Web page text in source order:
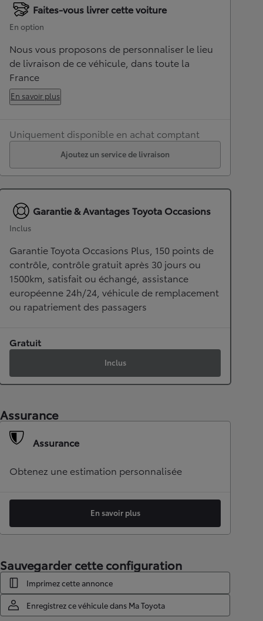
Faites-vous livrer cette voiture
En option
Nous vous proposons de personnaliser le lieu
de livraison de ce véhicule, dans toute la
France
En savoir plus
Uniquement disponible en achat comptant
Ajoutez un service de livraison
Garantie & Avantages Toyota Occasions
Inclus
Garantie Toyota Occasions Plus, 150 points de
contrôle, contrôle gratuit après 30 jours ou
1500km, satisfait ou échangé, assistance
européenne 24h/24, véhicule de remplacement
ou rapatriement des passagers
Gratuit
Inclus
Assurance
Assurance
Obtenez une estimation personnalisée
En savoir plus
Sauvegarder cette configuration
Imprimez cette annonce
Enregistrez ce véhicule dans Ma Toyota